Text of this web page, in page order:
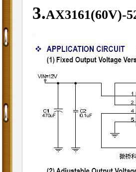
3.AX3161(60V)-